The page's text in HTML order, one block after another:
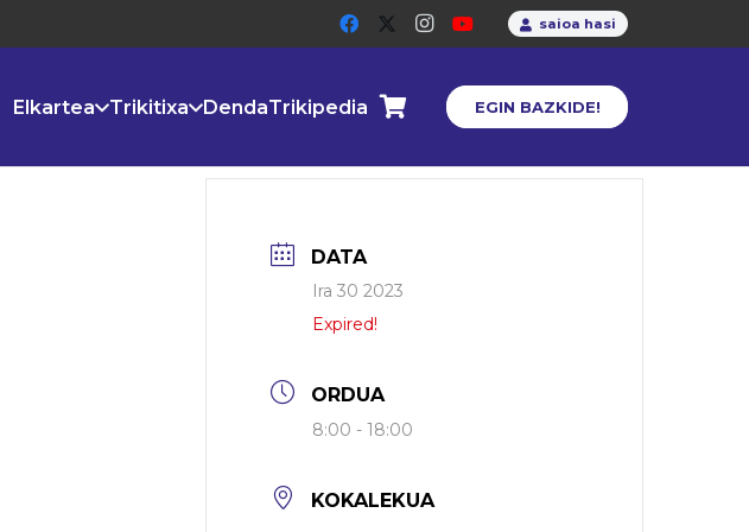
saioa hasi
Elkartea Trikitixa DendaTrikipedia EGIN BAZKIDE!
DATA
Ira 30 2023
Expired!
ORDUA
8:00 - 18:00
KOKALEKUA